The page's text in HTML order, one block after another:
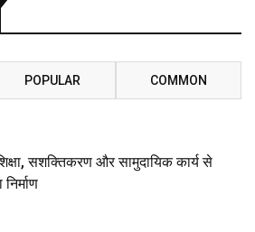
POPULAR COMMON
सशक्तिकरण और सामुदायिक कार्य से